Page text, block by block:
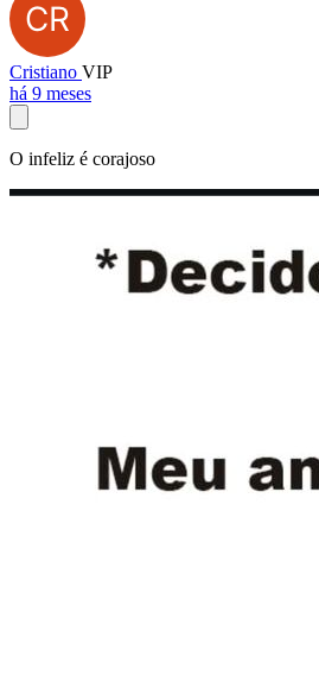
Cristiano VIP
há 9 meses
O infeliz é corajoso